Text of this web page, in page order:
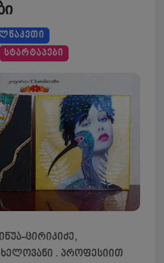
ᲡᲢᲐᲠᲢᲐᲞᲔᲑᲘ
ცირიკიძე,
. პროფესიით